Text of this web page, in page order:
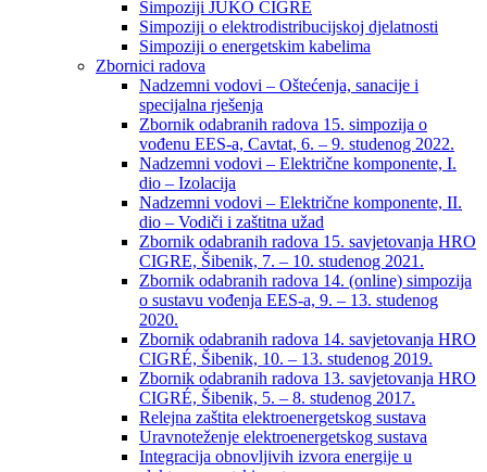
Simpoziji JUKO CIGRÉ
Simpoziji o elektrodistribucijskoj djelatnosti
Simpoziji o energetskim kabelima
Zbornici radova
Nadzemni vodovi – Oštećenja, sanacije i
specijalna rješenja
Zbornik odabranih radova 15. simpozija o
vođenu EES-a, Cavtat, 6. – 9. studenog 2022.
Nadzemni vodovi – Električne komponente, I.
dio – Izolacija
Nadzemni vodovi – Električne komponente, II.
dio – Vodiči i zaštitna užad
Zbornik odabranih radova 15. savjetovanja HRO
CIGRE, Šibenik, 7. – 10. studenog 2021.
Zbornik odabranih radova 14. (online) simpozija
o sustavu vođenja EES-a, 9. – 13. studenog
2020.
Zbornik odabranih radova 14. savjetovanja HRO
CIGRÉ, Šibenik, 10. – 13. studenog 2019.
Zbornik odabranih radova 13. savjetovanja HRO
CIGRÉ, Šibenik, 5. – 8. studenog 2017.
Relejna zaštita elektroenergetskog sustava
Uravnoteženje elektroenergetskog sustava
Integracija obnovljivih izvora energije u